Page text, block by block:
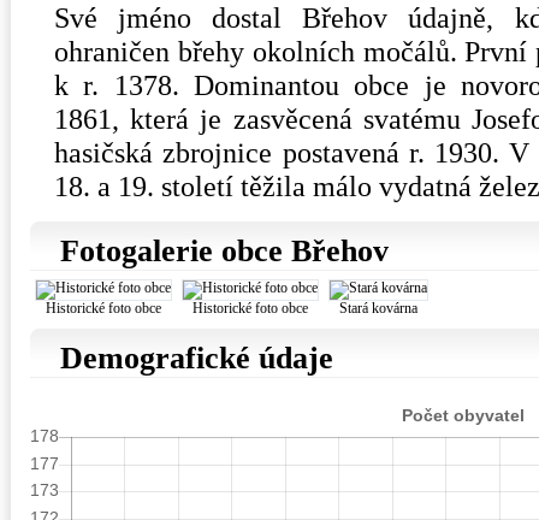
Své jméno dostal Břehov údajně,
ohraničen břehy okolních močálů.
k r. 1378. Dominantou obce je
1861, která je zasvěcená svatému
hasičská zbrojnice postavená r. 1930.
18. a 19. století těžila málo vydatná
Fotogalerie obce Břehov
Historické foto obce Historické foto obce Stará kovárna
Demografické údaje